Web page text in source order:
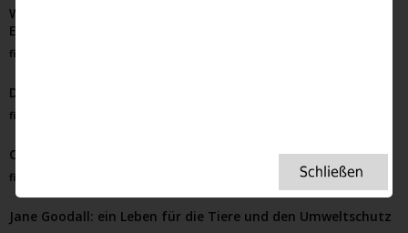
Wie das genügsame Moos unzählige Menschenleben in
England rettete …
fiala
Dank Schokoladen-Beeren-Trifle im siebten Himmel
fiala
Canary Wharf – Manhattan an der Themse
fiala
Jane Goodall: ein Leben für die Tiere und den Umweltschutz